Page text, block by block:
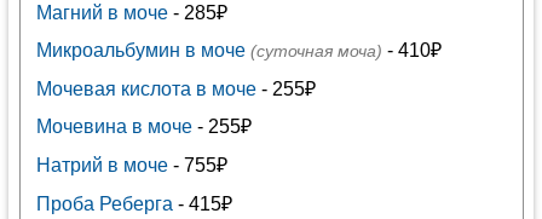
Магний в моче - 285₽
Микроальбумин в моче (суточная моча) - 410₽
Мочевая кислота в моче - 255₽
Мочевина в моче - 255₽
Натрий в моче - 755₽
Проба Реберга - 415₽